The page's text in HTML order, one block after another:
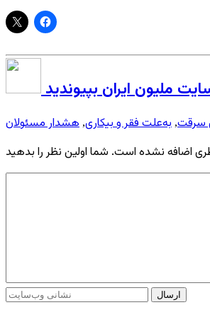
ملیون ایران بپیوندید
سرقت, به‌علت فقر و بیکاری, هشدار مسئولان